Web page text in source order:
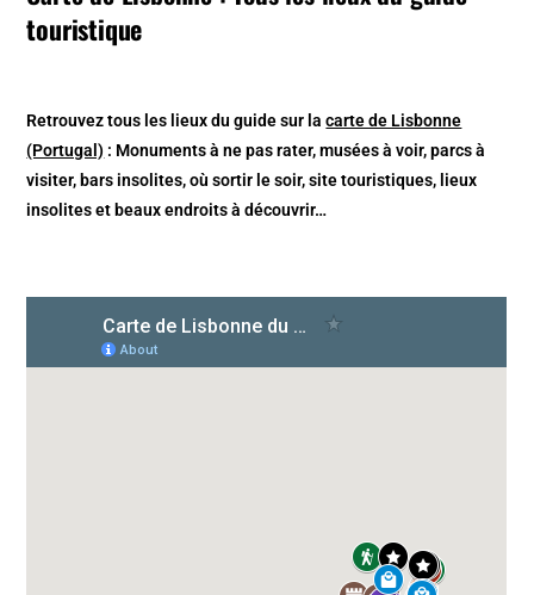
touristique
Retrouvez tous les lieux du guide sur lacarte de Lisbonne
(Portugal) : Monuments à ne pas rater, musées à voir, parcs à
visiter, bars insolites, où sortir le soir, site touristiques, lieux
insolites et beaux endroits à découvrir…